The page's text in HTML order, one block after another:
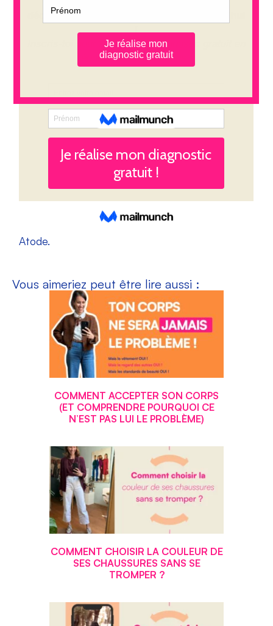
Atode.
Vous aimeriez peut être lire aussi :
COMMENT ACCEPTER SON CORPS
(ET COMPRENDRE POURQUOI CE
N’EST PAS LUI LE PROBLÈME)
COMMENT CHOISIR LA COULEUR DE
SES CHAUSSURES SANS SE
TROMPER ?